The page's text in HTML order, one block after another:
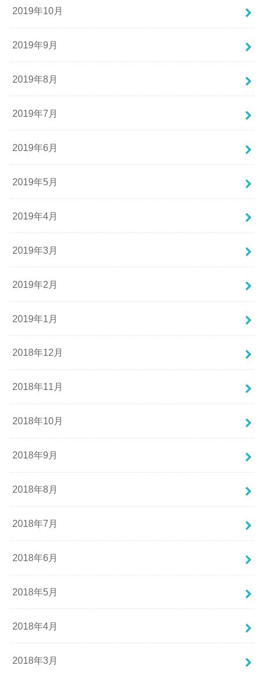
2019年10月
2019年9月
2019年8月
2019年7月
2019年6月
2019年5月
2019年4月
2019年3月
2019年2月
2019年1月
2018年12月
2018年11月
2018年10月
2018年9月
2018年8月
2018年7月
2018年6月
2018年5月
2018年4月
2018年3月